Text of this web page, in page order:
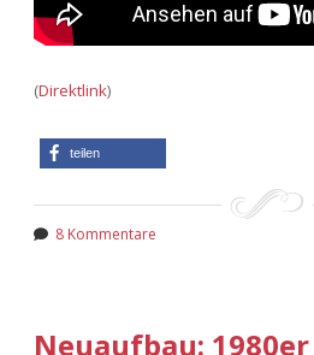
(Direktlink)
teilen
8 Kommentare
Neuaufbau: